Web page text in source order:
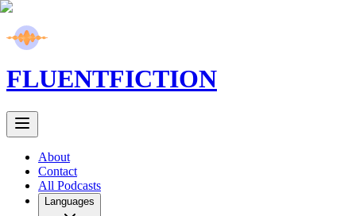
FLUENTFICTION
About
Contact
All Podcasts
Languages